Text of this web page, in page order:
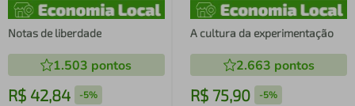
Notas de liberdade
1.503 pontos
R$ 42,84 -5%
A cultura da experimentação
2.663 pontos
R$ 75,90 -5%